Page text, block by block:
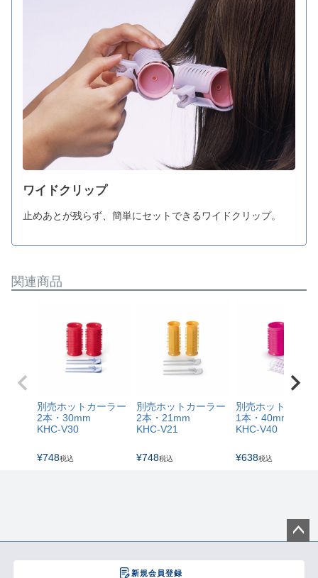
ワイドクリップ
止めあとが残らず、簡単にセットできるワイドクリップ。
関連商品
別売ホットカーラー
2本・30mm
KHC-V30
¥748税込
別売ホットカーラー
2本・21mm
KHC-V21
¥748税込
別売ホットカーラ
1本・40mm
KHC-V40
¥638税込
新規会員登録
ジト